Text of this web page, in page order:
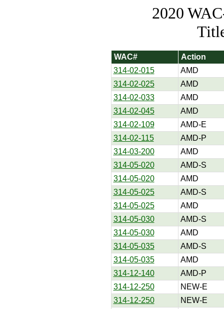
2020
WAC#
Action
314-02-015
AMD
314-02-025
AMD
314-02-033
AMD
314-02-045
AMD
314-02-109
AMD-E
314-02-115
AMD-P
314-03-200
AMD
314-05-020
AMD-S
314-05-020
AMD
314-05-025
AMD-S
314-05-025
AMD
314-05-030
AMD-S
314-05-030
AMD
314-05-035
AMD-S
314-05-035
AMD
314-12-140
AMD-P
314-12-250
NEW-E
314-12-250
NEW-E